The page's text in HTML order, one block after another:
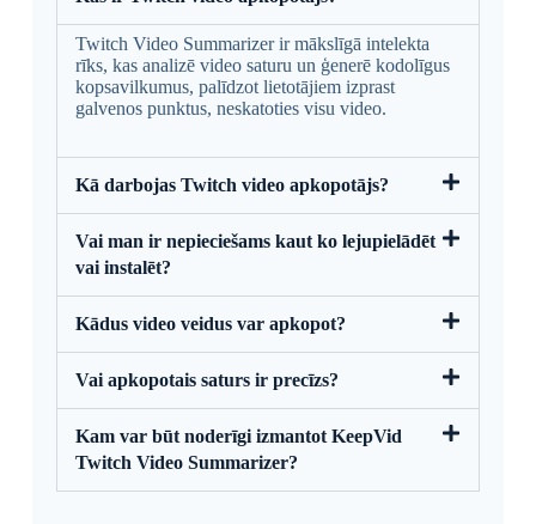
Twitch Video Summarizer ir mākslīgā intelekta
rīks, kas analizē video saturu un ģenerē kodolīgus
kopsavilkumus, palīdzot lietotājiem izprast
galvenos punktus, neskatoties visu video.
Kā darbojas Twitch video apkopotājs?
Vai man ir nepieciešams kaut ko lejupielādēt
vai instalēt?
Kādus video veidus var apkopot?
Vai apkopotais saturs ir precīzs?
Kam var būt noderīgi izmantot KeepVid
Twitch Video Summarizer?